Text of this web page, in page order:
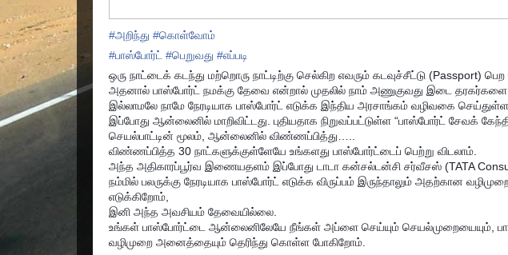
#அறிந்து #கொள்வோம்
#பாஸ்போர்ட் #பெறுவது #எப்படி
ஒரு நாட்டைக் கடந்து மற்றொரு நாட்டிற்கு செல்கிற எவரும் கடவுச்சீட்டு (Passport)
அதனால் பாஸ்போர்ட் நமக்கு தேவை என்றால் முதலில் நாம் அணுகுவது இடை
இல்லாமலே நாமே நேரடியாக பாஸ்போர்ட் எடுக்க இந்திய அரசாங்கம் வழிவகை
இப்போது ஆன்லைனில் மாறிவிட்டது. புதியதாக நிறுவப்பட்டுள்ள “பாஸ்போர்ட் சேவக்
செயல்பாட்டின் மூலம், ஆன்லைனில் விண்ணப்பித்து…..
விண்ணப்பித்த 30 நாட்களுக்குள்ளேயே உங்களது பாஸ்போர்ட்டைப் பெற்று விடலாம்.
அந்த அதிகாரப்பூர்வ இணையதளம் இப்போது டாடா கன்சல்டன்சி சர்வீசஸ் (TATA
நம்மில் பலருக்கு நேரடியாக பாஸ்போர்ட் எடுக்க விருப்பம் இருந்தாலும் அதற்கான
எடுக்கிறோம்,
இனி அந்த அவசியம் தேவையில்லை.
உங்கள் பாஸ்போர்ட்டை ஆன்லைனிலேயே நீங்கள் அப்ளை செய்யும் செயல்முறையையும்,
வழிமுறை அனைத்தையும் தெரிந்து கொள்ள போகிறோம்.